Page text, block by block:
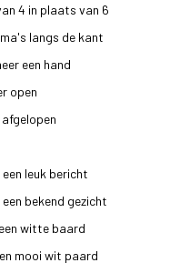
4 in plaats van 6
langs de kant
een hand
open
leuk bericht
bekend gezicht
witte baard
mooi wit paard